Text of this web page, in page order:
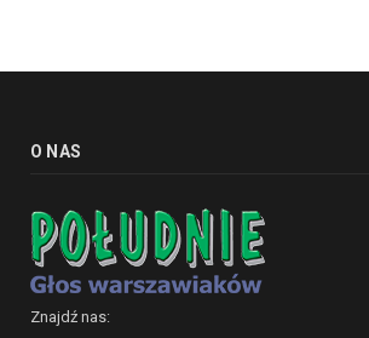
O NAS
Znajdź nas: